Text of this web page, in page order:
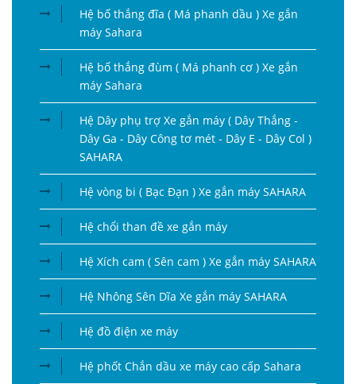
Hệ bố thắng đĩa ( Má phanh dầu ) Xe gắn
máy Sahara
Hệ bố thắng đùm ( Má phanh cơ ) Xe gắn
máy Sahara
Hệ Dây phụ trợ Xe gắn máy ( Dây Thắng -
Dây Ga - Dây Công tơ mét - Dây E - Dây Col )
SAHARA
Hệ vòng bi ( Bạc Đạn ) Xe gắn máy SAHARA
Hệ chổi than đề xe gắn máy
Hệ Xích cam ( Sên cam ) Xe gắn máy SAHARA
Hệ Nhông Sên Dĩa Xe gắn máy SAHARA
Hệ đồ điện xe máy
Hệ phốt Chắn dầu xe máy cao cấp Sahara